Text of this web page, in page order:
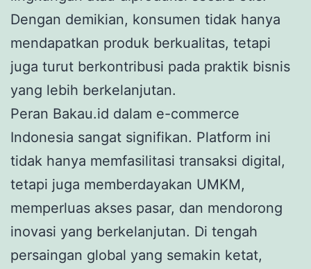
Dengan demikian, konsumen tidak hanya
mendapatkan produk berkualitas, tetapi
juga turut berkontribusi pada praktik bisnis
yang lebih berkelanjutan.
Peran Bakau.id dalam e-commerce
Indonesia sangat signifikan. Platform ini
tidak hanya memfasilitasi transaksi digital,
tetapi juga memberdayakan UMKM,
memperluas akses pasar, dan mendorong
inovasi yang berkelanjutan. Di tengah
persaingan global yang semakin ketat,